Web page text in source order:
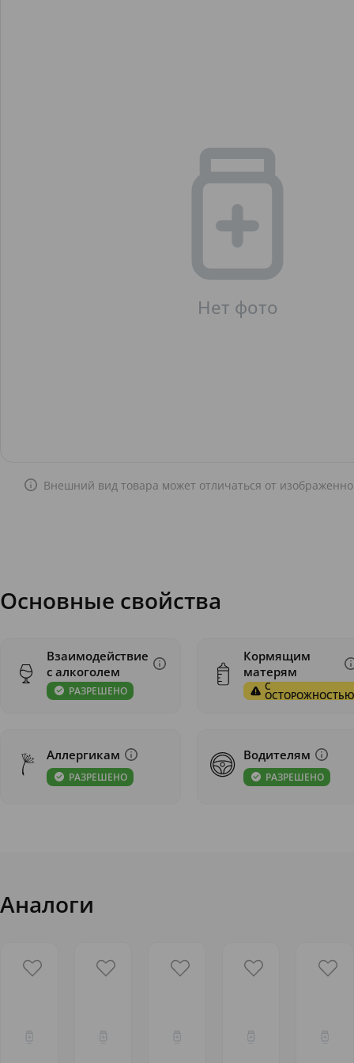
Внешний вид товара может отличаться от
Основные свойства
Взаимодействие
с алкоголем
РАЗРЕШЕНО
Кормящим
матерям
С
ОСТОРОЖНОСТЬЮ
Аллергикам
РАЗРЕШЕНО
Водителям
РАЗРЕШЕНО
Аналоги